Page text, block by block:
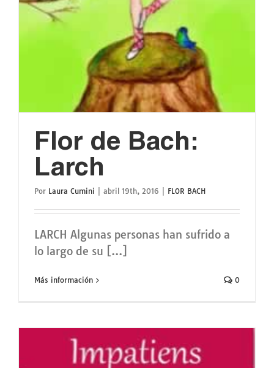
Flor de Bach:
Larch
Por Laura Cumini abril 19th, 2016 FLOR BACH
LARCH Algunas personas han sufrido a
lo largo de su [...]
Más información 0